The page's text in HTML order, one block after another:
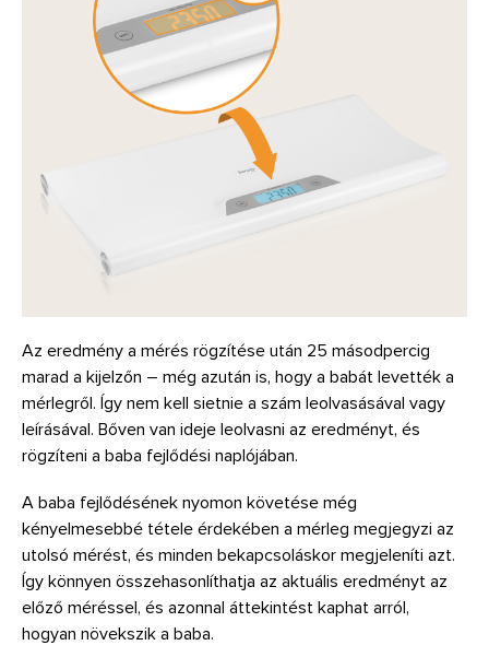
Az eredmény a mérés rögzítése után 25 másodpercig
marad a kijelzőn – még azután is, hogy a babát levették a
mérlegről. Így nem kell sietnie a szám leolvasásával vagy
leírásával. Bőven van ideje leolvasni az eredményt, és
rögzíteni a baba fejlődési naplójában.
A baba fejlődésének nyomon követése még
kényelmesebbé tétele érdekében a mérleg megjegyzi az
utolsó mérést, és minden bekapcsoláskor megjeleníti azt.
Így könnyen összehasonlíthatja az aktuális eredményt az
előző méréssel, és azonnal áttekintést kaphat arról,
hogyan növekszik a baba.